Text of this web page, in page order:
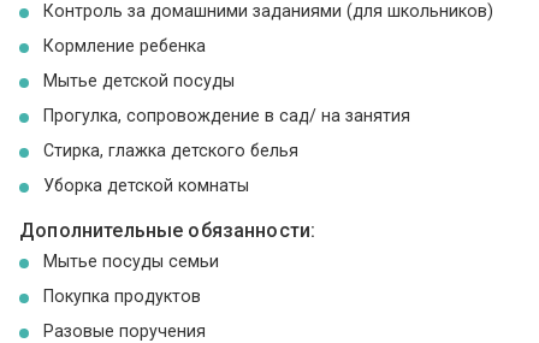
Контроль за домашними заданиями (для школьников)
Кормление ребенка
Мытье детской посуды
Прогулка, сопровождение в сад/ на занятия
Стирка, глажка детского белья
Уборка детской комнаты
Дополнительные обязанности:
Мытье посуды семьи
Покупка продуктов
Разовые поручения